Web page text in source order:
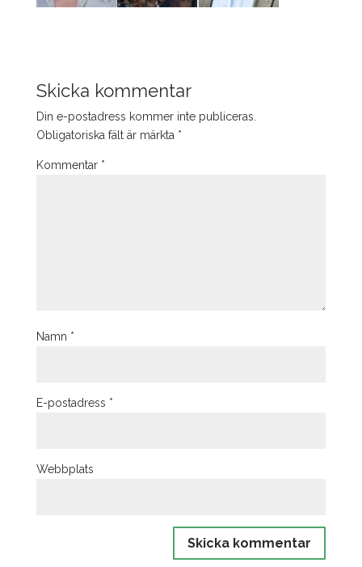
Skicka kommentar
Din e-postadress kommer inte publiceras.
Obligatoriska fält är märkta *
Kommentar *
Namn *
E-postadress *
Webbplats